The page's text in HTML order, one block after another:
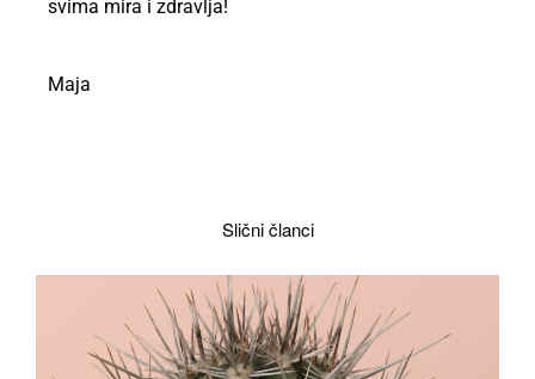
svima mira i zdravlja!
Maja
Slični članci